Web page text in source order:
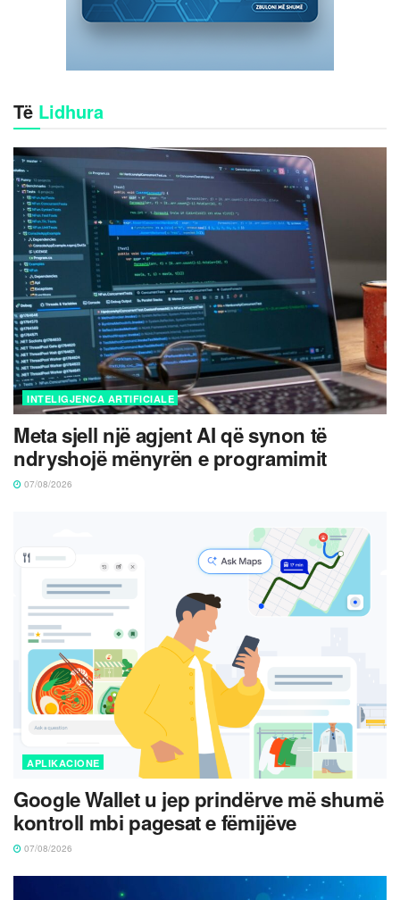
Të Lidhura
INTELIGJENCA ARTIFICIALE
Meta sjell një agjent AI që synon të
ndryshojë mënyrën e programimit
07/08/2026
APLIKACIONE
Google Wallet u jep prindërve më shumë
kontroll mbi pagesat e fëmijëve
07/08/2026